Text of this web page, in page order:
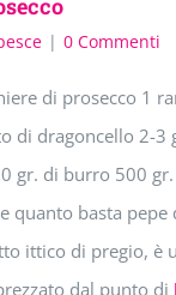
| 0 Commenti
di prosecco 1
di dragoncello 2-3
gr. di burro 500 gr.
quanto basta pepe
ittico di pregio, è
dal punto di